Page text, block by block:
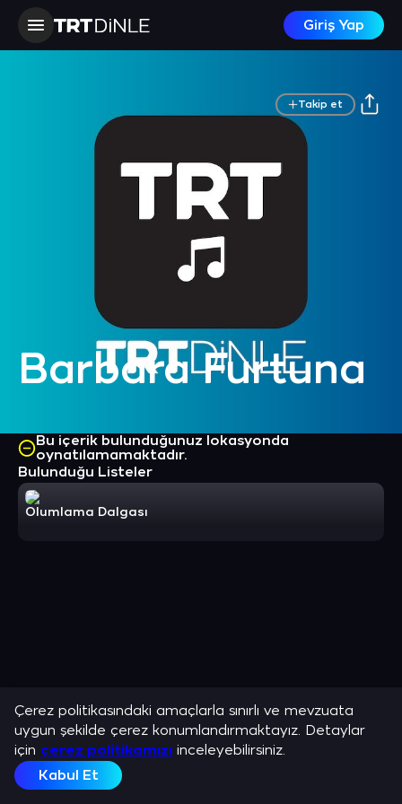
Giriş Yap
Barbara Furtuna
Takip et
Bu içerik bulunduğunuz lokasyonda
oynatılamamaktadır.
Bulunduğu Listeler
Olumlama Dalgası
Çerez politikasındaki amaçlarla sınırlı ve mevzuata
uygun şekilde çerez konumlandırmaktayız. Detaylar
için çerez politikamızı inceleyebilirsiniz.
Kabul Et